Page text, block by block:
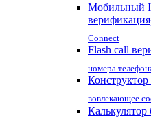
Мобильный
верификация
Connect
Flash call
номера
Конструктор
вовлекающее
Калькулятор